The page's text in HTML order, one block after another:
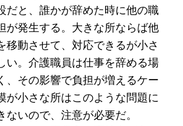
だと、誰かが辞めた時に他の職
が発生する。大きな所ならば他
移動させて、対応できるが小さ
い。介護職員は仕事を辞める場
、その影響で負担が増えるケー
が小さな所はこのような問題に
ないので、注意が必要だ。